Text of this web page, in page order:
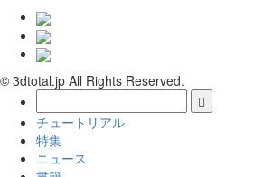
© 3dtotal.jp All Rights Reserved.
チュートリアル
特集
ニュース